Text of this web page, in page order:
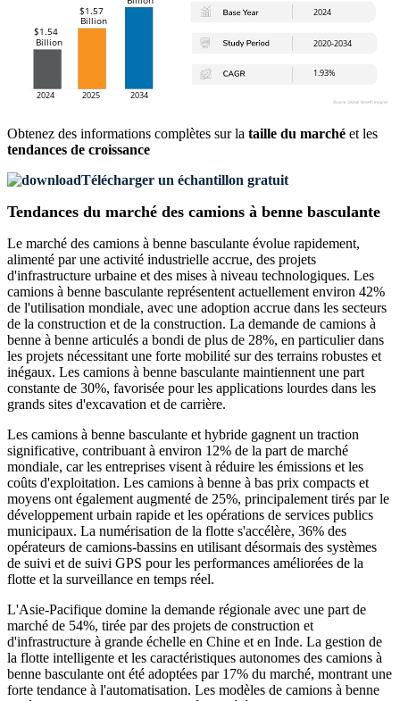
Obtenez des informations complètes sur la taille du marché et les
tendances de croissance
Télécharger un échantillon gratuit
Tendances du marché des camions à benne basculante
Le marché des camions à benne basculante évolue rapidement,
alimenté par une activité industrielle accrue, des projets
d'infrastructure urbaine et des mises à niveau technologiques. Les
camions à benne basculante représentent actuellement environ 42%
de l'utilisation mondiale, avec une adoption accrue dans les secteurs
de la construction et de la construction. La demande de camions à
benne à benne articulés a bondi de plus de 28%, en particulier dans
les projets nécessitant une forte mobilité sur des terrains robustes et
inégaux. Les camions à benne basculante maintiennent une part
constante de 30%, favorisée pour les applications lourdes dans les
grands sites d'excavation et de carrière.
Les camions à benne basculante et hybride gagnent un traction
significative, contribuant à environ 12% de la part de marché
mondiale, car les entreprises visent à réduire les émissions et les
coûts d'exploitation. Les camions à benne à bas prix compacts et
moyens ont également augmenté de 25%, principalement tirés par le
développement urbain rapide et les opérations de services publics
municipaux. La numérisation de la flotte s'accélère, 36% des
opérateurs de camions-bassins en utilisant désormais des systèmes
de suivi et de suivi GPS pour les performances améliorées de la
flotte et la surveillance en temps réel.
L'Asie-Pacifique domine la demande régionale avec une part de
marché de 54%, tirée par des projets de construction et
d'infrastructure à grande échelle en Chine et en Inde. La gestion de
la flotte intelligente et les caractéristiques autonomes des camions à
benne basculante ont été adoptées par 17% du marché, montrant une
forte tendance à l'automatisation. Les modèles de camions à benne